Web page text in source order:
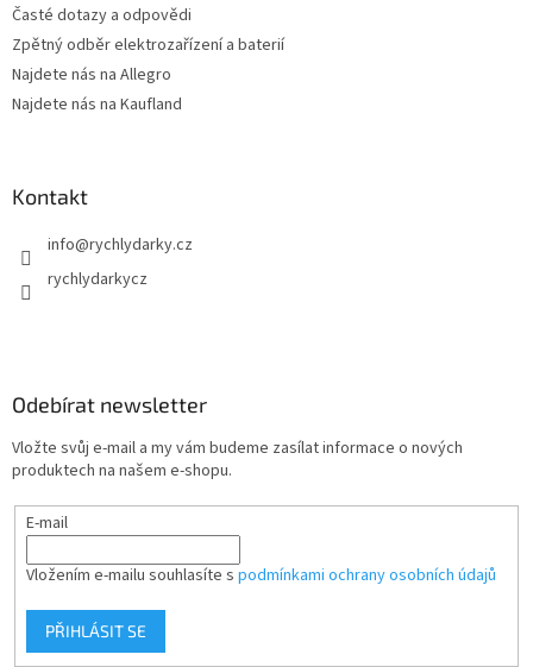
Časté dotazy a odpovědi
Zpětný odběr elektrozařízení a baterií
Najdete nás na Allegro
Najdete nás na Kaufland
Kontakt
info@rychlydarky.cz
rychlydarkycz
Odebírat newsletter
Vložte svůj e-mail a my vám budeme zasílat informace o nových
produktech na našem e-shopu.
E-mail
Vložením e-mailu souhlasíte s podmínkami ochrany osobních údajů
PŘIHLÁSIT SE